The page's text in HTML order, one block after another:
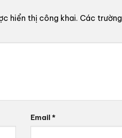
hiển thị công khai. Các
Email*